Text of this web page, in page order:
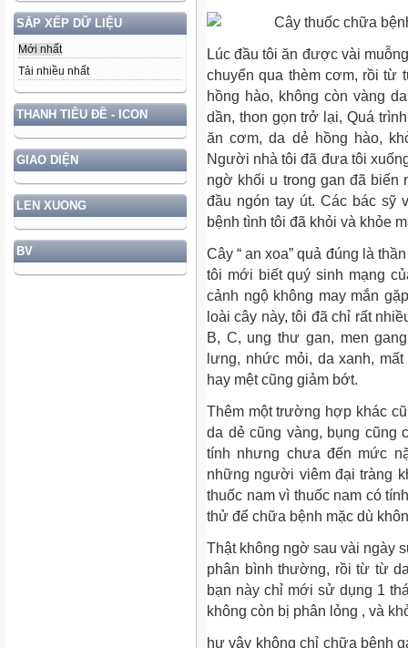
SẮP XẾP DỮ LIỆU
Mới nhất
Tải nhiều nhất
THANH TIÊU ĐỀ - ICON
GIAO DIỆN
LEN XUONG
BV
Lúc đầu tôi ăn được vài
chuyển qua thèm cơm, rồi từ
hồng hào, không còn vàng
dần, thon gọn trở lại, Quá
ăn cơm, da dẻ hồng hào,
Người nhà tôi đã đưa tôi
ngờ khối u trong gan đã biến
đầu ngón tay út. Các bác sỹ
bệnh tình tôi đã khỏi và khỏe
Cây “ an xoa” quả đúng là
tôi mới biết quý sinh mạng
cảnh ngộ không may mắn
loài cây này, tôi đã chỉ rất
B, C, ung thư gan, men
lưng, nhức mỏi, da xanh,
hay mệt cũng giảm bớt.
Thêm một trường hợp khác
da dẻ cũng vàng, bụng cũng
tính nhưng chưa đến mức
những người viêm đại tràng
thuốc nam vì thuốc nam có
thử để chữa bệnh mặc dù
Thật không ngờ sau vài ngày
phân bình thường, rồi từ từ
bạn này chỉ mới sử dụng 1
không còn bị phân lỏng , và
hư vậy không chỉ chữa bênh